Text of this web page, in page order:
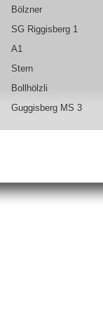
Bölzner
SG Riggisberg 1
A1
Stern
Bollhölzli
Guggisberg MS 3